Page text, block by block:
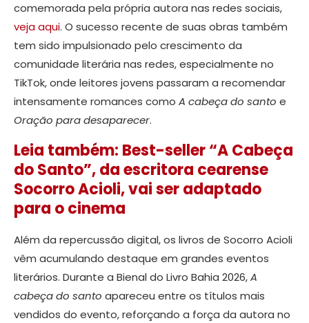
comemorada pela própria autora nas redes sociais,
veja aqui. O sucesso recente de suas obras também
tem sido impulsionado pelo crescimento da
comunidade literária nas redes, especialmente no
TikTok, onde leitores jovens passaram a recomendar
intensamente romances como A cabeça do santo e
Oração para desaparecer.
Leia também: Best-seller “A Cabeça
do Santo”, da escritora cearense
Socorro Acioli, vai ser adaptado
para o cinema
Além da repercussão digital, os livros de Socorro Acioli
vêm acumulando destaque em grandes eventos
literários. Durante a Bienal do Livro Bahia 2026,A
cabeça do santo apareceu entre os títulos mais
vendidos do evento, reforçando a força da autora no